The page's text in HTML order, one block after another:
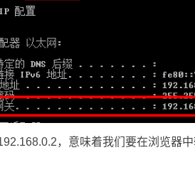
，意味着我们要在浏览器